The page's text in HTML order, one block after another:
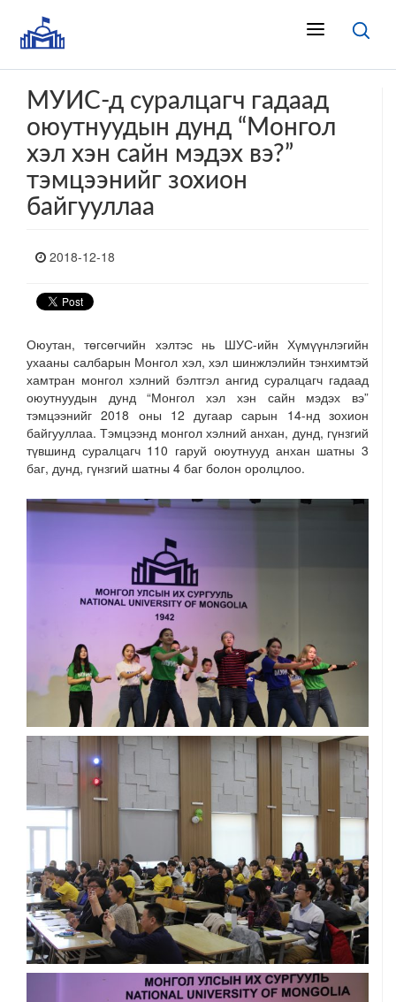
МУИС-д суралцагч гадаад
оюутнуудын дунд “Монгол
хэл хэн сайн мэдэх вэ?”
тэмцээнийг зохион
байгууллаа
2018-12-18
Оюутан, төгсөгчийн хэлтэс нь ШУС-ийн Хүмүүнлэгийн
ухааны салбарын Монгол хэл, хэл шинжлэлийн тэнхимтэй
хамтран монгол хэлний бэлтгэл ангид суралцагч гадаад
оюутнуудын дунд “Монгол хэл хэн сайн мэдэх вэ”
тэмцээнийг 2018 оны 12 дугаар сарын 14-нд зохион
байгууллаа. Тэмцээнд монгол хэлний анхан, дунд, гүнзгий
түвшинд суралцагч 110 гаруй оюутнууд анхан шатны 3
баг, дунд, гүнзгий шатны 4 баг болон оролцлоо.